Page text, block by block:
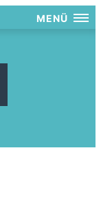
MENÜ